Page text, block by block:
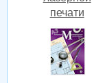
печати